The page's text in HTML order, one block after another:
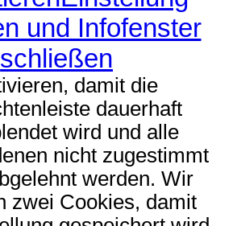
und Infofenster
schließen
damit die
dauerhaft
wird und alle
nicht zugestimmt
werden. Wir
zwei Cookies, damit